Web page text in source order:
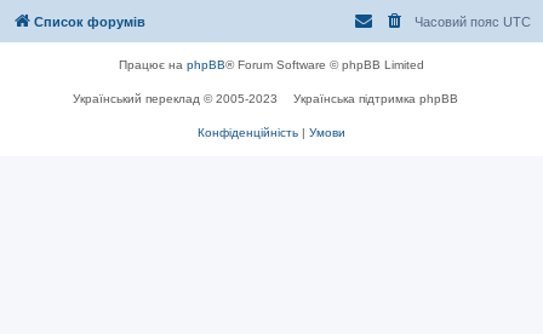
Список форумів Часовий пояс UTC
Працює на phpBB® Forum Software © phpBB Limited
Український переклад © 2005-2023 Українська підтримка phpBB
Конфіденційність | Умови